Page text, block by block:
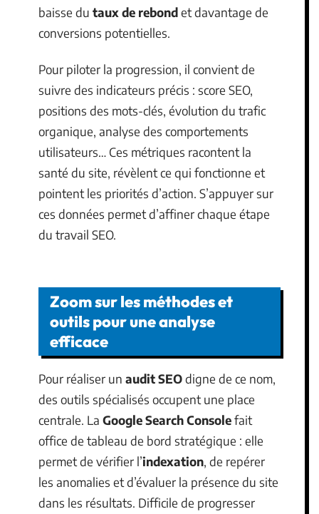
baisse du taux de rebondet davantage de
conversions potentielles.
Pour piloter la progression, il convient de
suivre des indicateurs précis : score SEO,
positions des mots-clés, évolution du trafic
organique, analyse des comportements
utilisateurs… Ces métriques racontent la
santé du site, révèlent ce qui fonctionne et
pointent les priorités d’action. S’appuyer sur
ces données permet d’affiner chaque étape
du travail SEO.
Zoom sur les méthodes et
outils pour une analyse
efficace
Pour réaliser un audit SEOdigne de ce nom,
des outils spécialisés occupent une place
centrale. La Google Search Consolefait
office de tableau de bord stratégique : elle
permet de vérifier l’indexation, de repérer
les anomalies et d’évaluer la présence du site
dans les résultats. Difficile de progresser